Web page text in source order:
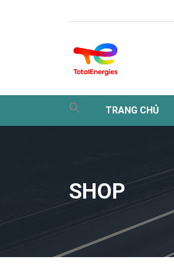
TRANG CHỦ
SHOP